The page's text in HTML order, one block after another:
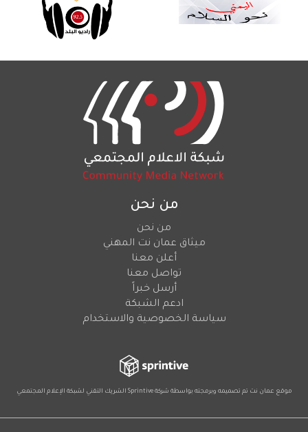
من نحن
من نحن
ميثاق عمان نت المهني
أعلن معنا
تواصل معنا
أرسل خبراً
ادعم الشبكة
سياسة الخصوصية والاستخدام
موقع عمان نت تم تصميمه وبرمجته بواسطة شركةSprintive الشريك التقني لشبكة الإعلام المجتمعي